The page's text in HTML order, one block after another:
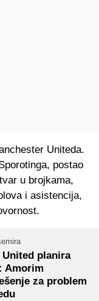
Uniteda.
postao
u brojkama,
i asistencija,
United planira
Amorim
za problem